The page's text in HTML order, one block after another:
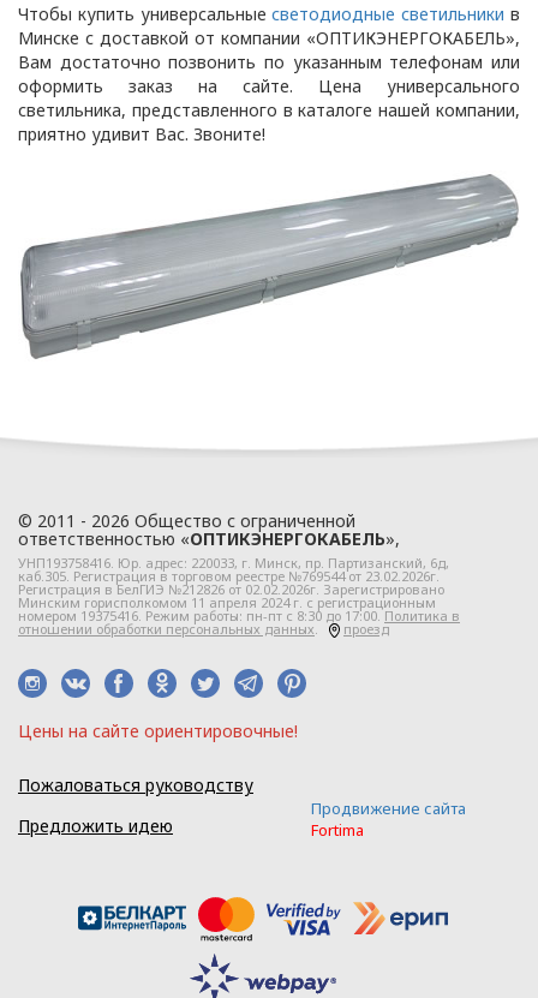
Чтобы купить универсальныесветодиодные светильники в
Минске с доставкой от компании «ОПТИКЭНЕРГОКАБЕЛЬ»,
Вам достаточно позвонить по указанным телефонам или
оформить заказ на сайте. Цена универсального
светильника, представленного в каталоге нашей компании,
приятно удивит Вас. Звоните!
© 2011 - 2026 Общество с ограниченной
ответственностью «ОПТИКЭНЕРГОКАБЕЛЬ»,
УНП193758416. Юр. адрес: 220033, г. Минск, пр. Партизанский, 6д,
каб.305. Регистрация в торговом реестре №769544 от 23.02.2026г.
Регистрация в БелГИЭ №212826 от 02.02.2026г. Зарегистрировано
Минским горисполкомом 11 апреля 2024 г. с регистрационным
номером 19375416. Режим работы: пн-пт с 8:30 до 17:00.Политика в
отношении обработки персональных данных . проезд
Цeны нa caйтe opиeнтиpoвoчные!
Пожаловаться руководству
Предложить идею
Продвижение сайта
Fortima
Глава 3
Термины и
определения,
используемые в
настоящем
Положении
особенности человека,
которая
используется для его
уникальной
идентификации
(отпечатки пальцев рук,
ладоней,
радужная оболочка глаза,
характеристики лица
и его изображение
прекращение
доступа к персональным
данным без их удаления;